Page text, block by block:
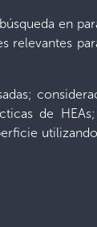
en
relevantes
de